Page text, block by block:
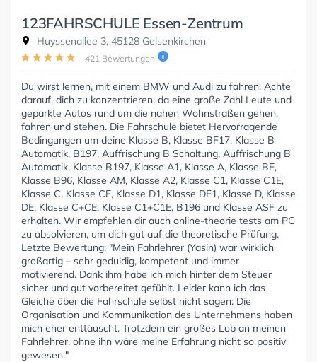
123FAHRSCHULE Essen-Zentrum
Huyssenallee 3, 45128 Gelsenkirchen
421 Bewertungen
Du wirst lernen, mit einem BMW und Audi zu fahren. Achte
darauf, dich zu konzentrieren, da eine große Zahl Leute und
geparkte Autos rund um die nahen Wohnstraßen gehen,
fahren und stehen. Die Fahrschule bietet Hervorragende
Bedingungen um deine Klasse B, Klasse BF17, Klasse B
Automatik, B197, Auffrischung B Schaltung, Auffrischung B
Automatik, Klasse B197, Klasse A1, Klasse A, Klasse BE,
Klasse B96, Klasse AM, Klasse A2, Klasse C1, Klasse C1E,
Klasse C, Klasse CE, Klasse D1, Klasse DE1, Klasse D, Klasse
DE, Klasse C+CE, Klasse C1+C1E, B196 und Klasse ASF zu
erhalten. Wir empfehlen dir auch online-theorie tests am PC
zu absolvieren, um dich gut auf die theoretische Prüfung.
Letzte Bewertung: "Mein Fahrlehrer (Yasin) war wirklich
großartig – sehr geduldig, kompetent und immer
motivierend. Dank ihm habe ich mich hinter dem Steuer
sicher und gut vorbereitet gefühlt. Leider kann ich das
Gleiche über die Fahrschule selbst nicht sagen: Die
Organisation und Kommunikation des Unternehmens haben
mich eher enttäuscht. Trotzdem ein großes Lob an meinen
Fahrlehrer, ohne ihn wäre meine Erfahrung nicht so positiv
gewesen."